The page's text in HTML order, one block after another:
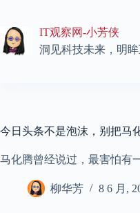
内
容
IT观察网-小芳侠
洞见科技未来，明
今日头条不是泡沫，别把马
马化腾曾经说过，最害怕有
柳华芳 8 6 月,